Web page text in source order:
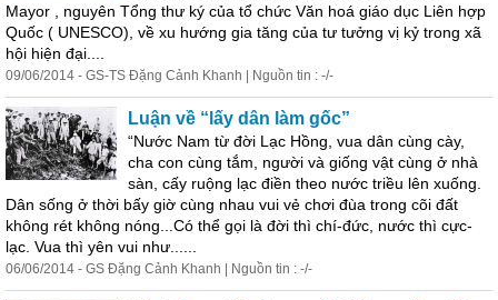
Mayor , nguyên Tổng thư ký của tổ chức Văn hoá giáo dục Liên hợp
Quốc ( UNESCO), về xu hướng gia tăng của tư tưởng vị kỷ trong xã
hội hiện đại....
09/06/2014 - GS-TS Đặng Cảnh Khanh | Nguồn tin : -/-
Luận về “lấy dân làm gốc”
“Nước Nam từ đời Lạc Hồng, vua dân cùng cày,
cha con cùng tắm, người và giống vật cùng ở nhà
sàn, cấy ruộng lạc điền theo nước triều lên xuống.
Dân sống ở thời bấy giờ cùng nhau vui vẻ chơi đùa trong cõi đất
không rét không nóng...Có thể gọi là đời thì chí-đức, nước thì cực-
lạc. Vua thì yên vui như......
06/06/2014 - GS Đặng Cảnh Khanh | Nguồn tin : -/-